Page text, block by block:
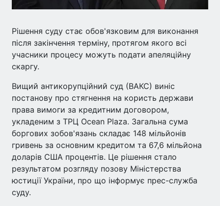
Рішення суду стає обов'язковим для виконання
після закінчення терміну, протягом якого всі
учасники процесу можуть подати апеляційну
скаргу.
Вищий антикорупційний суд (ВАКС) виніс
постанову про стягнення на користь держави
права вимоги за кредитним договором,
укладеним з ТРЦ Ocean Plaza. Загальна сума
боргових зобов'язань складає 148 мільйонів
гривень за основним кредитом та 67,6 мільйона
доларів США процентів. Це рішення стало
результатом розгляду позову Міністерства
юстиції України, про що інформує прес-служба
суду.